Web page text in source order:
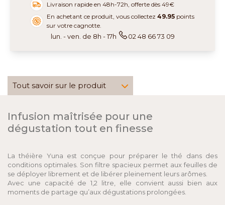
Livraison rapide en 48h-72h, offerte dès 49€
En achetant ce produit, vous collectez49.95 points
sur votre cagnotte.
lun. - ven. de 8h - 17h 02 48 66 73 09
Tout savoir sur le produit
Infusion maîtrisée pour une
dégustation tout en finesse
La théière Yuna est conçue pour préparer le thé dans des
conditions optimales. Son filtre spacieux permet aux feuilles de
se déployer librement et de libérer pleinement leurs arômes.
Avec une capacité de 1,2 litre, elle convient aussi bien aux
moments de partage qu’aux dégustations prolongées.